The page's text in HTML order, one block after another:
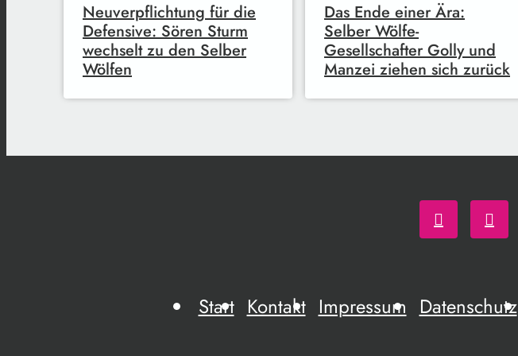
Neuverpflichtung für die
Defensive: Sören Sturm
wechselt zu den Selber
Wölfen
Das Ende einer Ära:
Selber Wölfe-
Gesellschafter Golly und
Manzei ziehen sich zurück
Start Kontakt Impressum Datenschutz